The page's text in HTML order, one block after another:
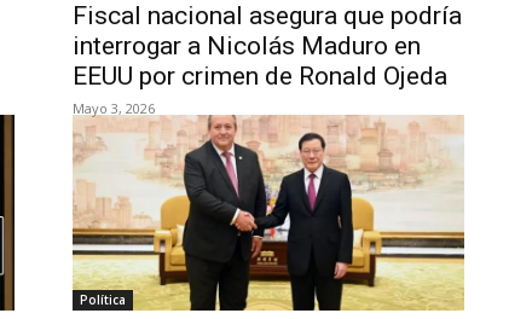
Fiscal nacional asegura que podría
interrogar a Nicolás Maduro en
EEUU por crimen de Ronald Ojeda
Mayo 3, 2026
Política